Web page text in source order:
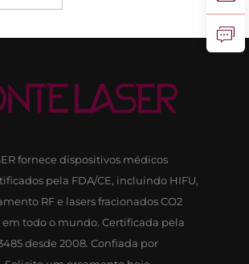
fornece dispositivos médicos
pela FDA/CE, incluindo HIFU,
RF e lasers fracionados CO2
em todo o mundo. Certificada pela
desde 2008. Confiada por